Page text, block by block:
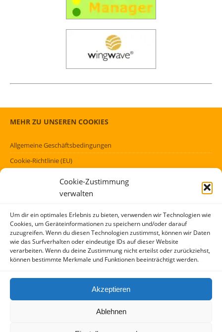
Cookie-Zustimmung
verwalten
Um dir ein optimales Erlebnis zu bieten, verwenden wir Technologien wie
Cookies, um Geräteinformationen zu speichern und/oder darauf
zuzugreifen. Wenn du diesen Technologien zustimmst, können wir Daten
wie das Surfverhalten oder eindeutige IDs auf dieser Website
verarbeiten. Wenn du deine Zustimmung nicht erteilst oder zurückziehst,
können bestimmte Merkmale und Funktionen beeinträchtigt werden.
Akzeptieren
Ablehnen
MEHR ZU UNSEREN COOKIES
Allgemeine Geschäftsbedingungen
Cookie-Richtlinie (EU)
FÖRMLICHES
Kontakt
AGBs
Impressum und Datenschutzerklärung